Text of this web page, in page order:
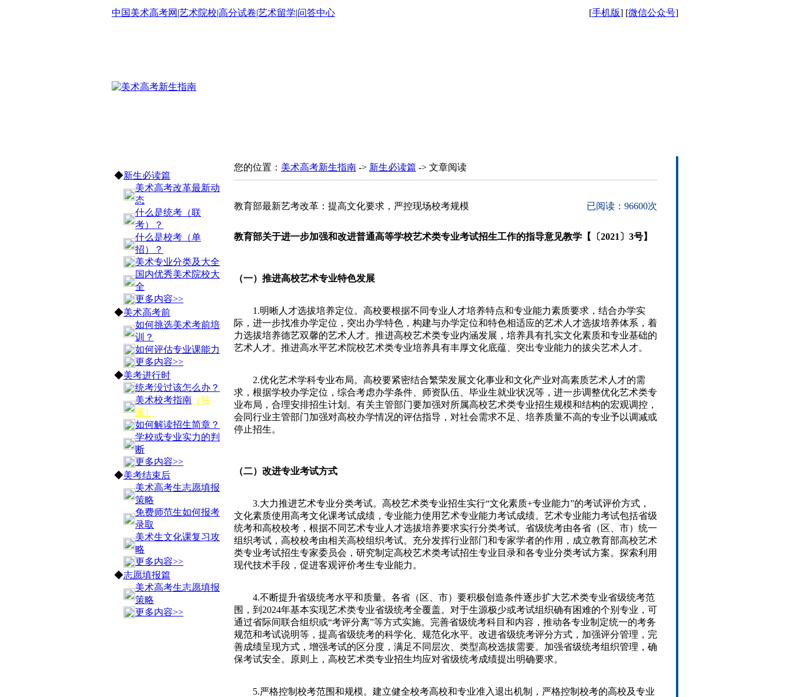
中国美术高考网 |艺术院校|高分试卷|艺术留学|问答中心 [手机版] [微信公众号]
◆新生必读篇
美术高考改革最新动
态
什么是统考（联
考）？
什么是校考（单
招）？
美术专业分类及大全
国内优秀美术院校大
全
更多内容>>
◆美术高考前
如何挑选美术考前培
训？
如何评估专业课能力
更多内容>>
◆美考进行时
统考没过该怎么办？
美术校考指南 （独
家）
如何解读招生简章？
学校或专业实力的判
断
更多内容>>
◆美考结束后
美术高考生志愿填报
策略
免费师范生如何报考
录取
美术生文化课复习攻
略
更多内容>>
◆志愿填报篇
美术高考生志愿填报
策略
更多内容>>
您的位置： 美术高考新生指南 -> 新生必读篇 -> 文章阅读
教育部最新艺考改革：提高文化要求，严控现场校考规模 已阅读： 96600次
教育部关于进一步加强和改进普通高等学校艺术类专业考试招生工作的指导意见教学【〔2021〕3号】
（一）推进高校艺术专业特色发展
1.明晰人才选拔培养定位。高校要根据不同专业人才培养特点和专业能力素质要求，结合办学实
际，进一步找准办学定位，突出办学特色，构建与办学定位和特色相适应的艺术人才选拔培养体系，着
力选拔培养德艺双馨的艺术人才。推进高校艺术类专业内涵发展，培养具有扎实文化素质和专业基础的
艺术人才。推进高水平艺术院校艺术类专业培养具有丰厚文化底蕴、突出专业能力的拔尖艺术人才。
2.优化艺术学科专业布局。高校要紧密结合繁荣发展文化事业和文化产业对高素质艺术人才的需
求，根据学校办学定位，综合考虑办学条件、师资队伍、毕业生就业状况等，进一步调整优化艺术类专
业布局，合理安排招生计划。有关主管部门要加强对所属高校艺术类专业招生规模和结构的宏观调控，
会同行业主管部门加强对高校办学情况的评估指导，对社会需求不足、培养质量不高的专业予以调减或
停止招生。
（二）改进专业考试方式
3.大力推进艺术专业分类考试。高校艺术类专业招生实行“文化素质+专业能力”的考试评价方式，
文化素质使用高考文化课考试成绩，专业能力使用艺术专业能力考试成绩。艺术专业能力考试包括省级
统考和高校校考，根据不同艺术专业人才选拔培养要求实行分类考试。省级统考由各省（区、市）统一
组织考试，高校校考由相关高校组织考试。充分发挥行业部门和专家学者的作用，成立教育部高校艺术
类专业考试招生专家委员会，研究制定高校艺术类考试招生专业目录和各专业分类考试方案。探索利用
现代技术手段，促进客观评价考生专业能力。
4.不断提升省级统考水平和质量。各省（区、市）要积极创造条件逐步扩大艺术类专业省级统考范
围，到2024年基本实现艺术类专业省级统考全覆盖。对于生源极少或考试组织确有困难的个别专业，可
通过省际间联合组织或“考评分离”等方式实施。完善省级统考科目和内容，推动各专业制定统一的考务
规范和考试说明等，提高省级统考的科学化、规范化水平。改进省级统考评分方式，加强评分管理，完
善成绩呈现方式，增强考试的区分度，满足不同层次、类型高校选拔需要。加强省级统考组织管理，确
保考试安全。原则上，高校艺术类专业招生均应对省级统考成绩提出明确要求。
5.严格控制校考范围和规模。建立健全校考高校和专业准入退出机制，严格控制校考的高校及专业